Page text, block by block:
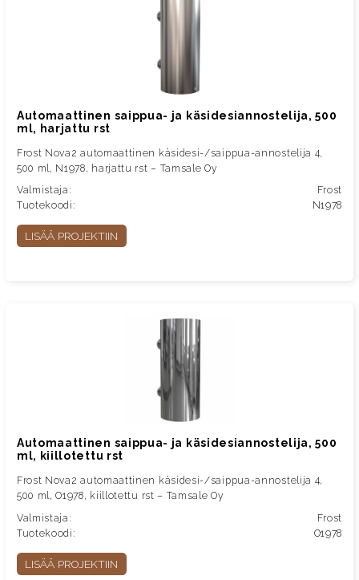
Automaattinen saippua- ja käsidesiannostelija, 500
ml, harjattu rst
Frost Nova2 automaattinen käsidesi-/saippua-annostelija 4,
500 ml, N1978, harjattu rst – Tamsale Oy
Valmistaja:
Frost
Tuotekoodi:
N1978
LISÄÄ PROJEKTIIN
Automaattinen saippua- ja käsidesiannostelija, 500
ml, kiillotettu rst
Frost Nova2 automaattinen käsidesi-/saippua-annostelija 4,
500 ml, O1978, kiillotettu rst – Tamsale Oy
Valmistaja:
Frost
Tuotekoodi:
O1978
LISÄÄ PROJEKTIIN